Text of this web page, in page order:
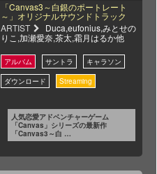
「Canvas3～白銀のポートレート
～」オリジナルサウンドトラック
ARTIST
Duca,eufonius,みとせの
りこ,加瀬愛奈,茶太,霜月はるか他
人気恋愛アドベンチャーゲーム
「Canvas」シリーズの最新作
「Canvas3～白 …